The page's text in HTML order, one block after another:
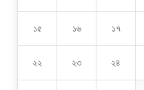
১৫ ১৬ ১৭
২২ ২৩ ২৪